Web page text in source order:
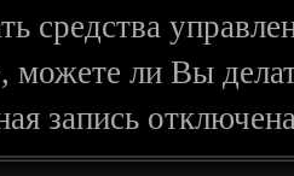
средства
можете ли Вы
запись